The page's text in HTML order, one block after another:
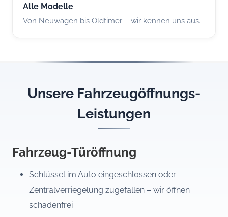
Alle Modelle
Von Neuwagen bis Oldtimer – wir kennen uns aus.
Unsere Fahrzeugöffnungs-
Leistungen
Fahrzeug-Türöffnung
Schlüssel im Auto eingeschlossen oder
Zentralverriegelung zugefallen – wir öffnen
schadenfrei